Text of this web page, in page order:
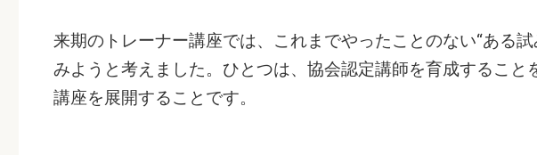
来期のトレーナー講座では、これまでやったことのない“ある
みようと考えました。ひとつは、協会認定講師を育成すること
講座を展開することです。